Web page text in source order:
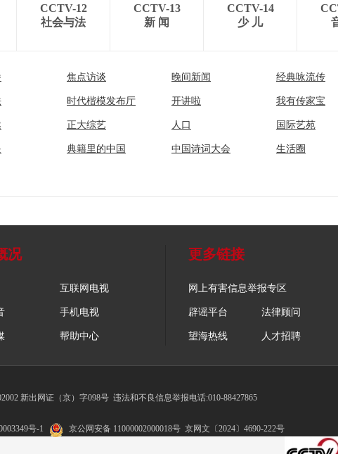
CCTV-12
社会与法
CCTV-13
新 闻
CCTV-14
少 儿
焦点访谈 晚间新闻 经典咏流传
时代楷模发布厅 开讲啦 我有传家宝
正大综艺 人口 国际艺苑
典籍里的中国 中国诗词大会 生活圈
况
互联网电视
手机电视
帮助中心
更多链接
网上有害信息举报专区
辟谣平台 法律顾问
望海热线 人才招聘
新出网证（京）字098号 违法和不良信息举报电话:010-88427865
号-1 京公网安备 11000002000018号 京网文〔2024〕4690-222号